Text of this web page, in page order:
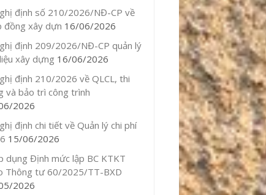
định số 210/2026/NĐ-CP về
đồng xây dựn 16/06/2026
định 209/2026/NĐ-CP quản lý
xây dựng 16/06/2026
định 210/2026 về QLCL, thi
và bảo trì công trình
2026
định chi tiết về Quản lý chi phí
15/06/2026
dụng Định mức lập BC KTKT
Thông tư 60/2025/TT-BXD
2026